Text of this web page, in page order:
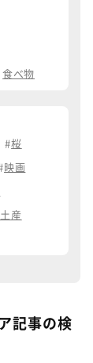
食べ物
桜
映画
産
記事の検